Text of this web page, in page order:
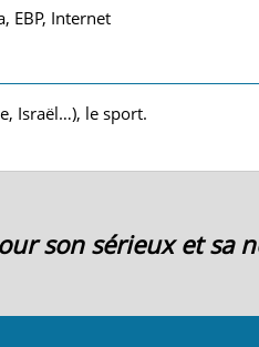
EBP, Internet
Israël…), le sport.
son sérieux et sa